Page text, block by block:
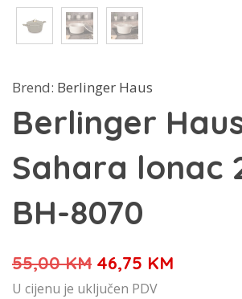
Brend: Berlinger Haus
Berlinger
Sahara lonac
BH-8070
55,00KM Izvorna
cijena
46,75 KM
U cijenu je uključen PDV